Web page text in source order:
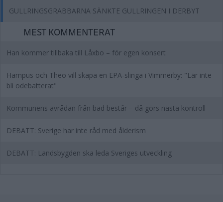
GULLRINGSGRABBARNA SÄNKTE GULLRINGEN I DERBYT
MEST KOMMENTERAT
Han kommer tillbaka till Låxbo – för egen konsert
Hampus och Theo vill skapa en EPA-slinga i Vimmerby: "Lär inte
bli odebatterat"
Kommunens avrådan från bad består – då görs nästa kontroll
DEBATT: Sverige har inte råd med ålderism
DEBATT: Landsbygden ska leda Sveriges utveckling